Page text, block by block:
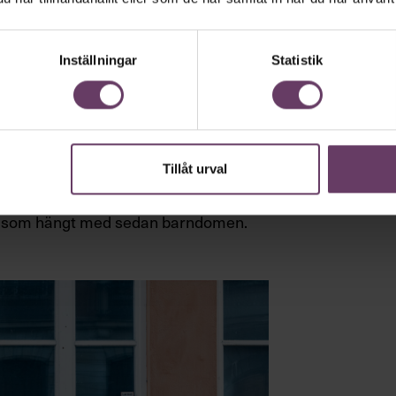
Inställningar Statistik
Tillåt urval
liksom trycka sig in i diskussionerna
av hennes karriär.
jag har fått jobba hårdare, har
låter annorlunda, ser annorlunda
lyckats komma igenom, har det jag
är att jag trovärdigt har kunnat
det finns ett enormt värde i det”,
hängt med sedan barndomen.